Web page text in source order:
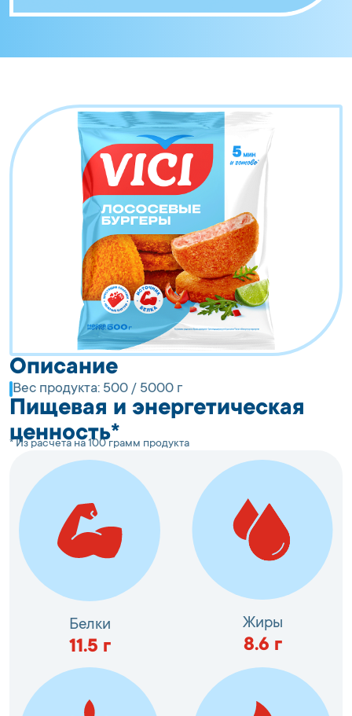
Описание
Вес продукта: 500 / 5000 г
Пищевая и энергетическая
ценность*
* Из расчета на 100 грамм продукта
Белки
11.5 г
Жиры
8.6 г